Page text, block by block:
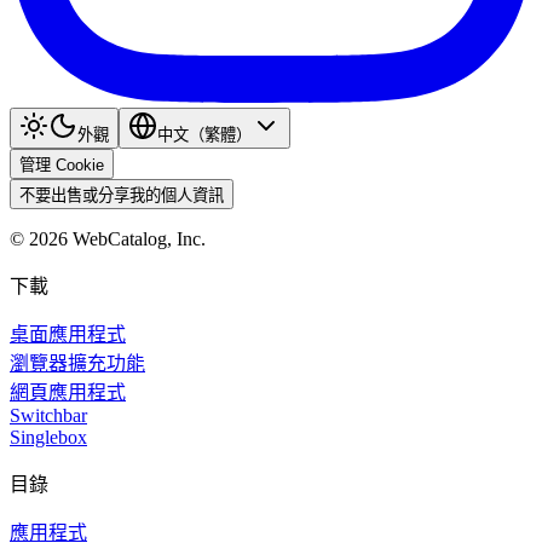
外觀
中文（繁體）
管理 Cookie
不要出售或分享我的個人資訊
© 2026 WebCatalog, Inc.
下載
桌面應用程式
瀏覽器擴充功能
網頁應用程式
Switchbar
Singlebox
目錄
應用程式